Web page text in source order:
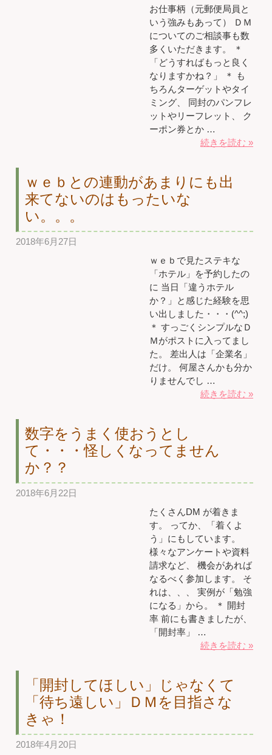
お仕事柄（元郵便局員と
いう強みもあって） ＤＭ
についてのご相談事も数
多くいただきます。 ＊
「どうすればもっと良く
なりますかね？」 ＊ も
ちろんターゲットやタイ
ミング、 同封のパンフレ
ットやリーフレット、 ク
ーポン券とか …
続きを読む »
ｗｅｂとの連動があまりにも出
来てないのはもったいな
い。。。
2018年6月27日
ｗｅｂで見たステキな
「ホテル」を予約したの
に 当日「違うホテル
か？」と感じた経験を思
い出しました・・・(^^;)
＊ すっごくシンプルなＤ
Ｍがポストに入ってまし
た。 差出人は「企業名」
だけ。 何屋さんかも分か
りませんでし …
続きを読む »
数字をうまく使おうとし
て・・・怪しくなってません
か？？
2018年6月22日
たくさんDM が着きま
す。 ってか、「着くよ
う」にもしています。
様々なアンケートや資料
請求など、 機会があれば
なるべく参加します。 そ
れは、、、 実例が「勉強
になる」から。 ＊ 開封
率 前にも書きましたが、
「開封率」 …
続きを読む »
「開封してほしい」じゃなくて
「待ち遠しい」ＤＭを目指さな
きゃ！
2018年4月20日